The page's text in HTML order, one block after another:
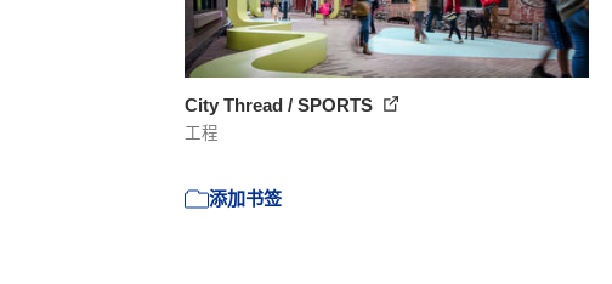
City Thread / SPORTS
工程
添加书签